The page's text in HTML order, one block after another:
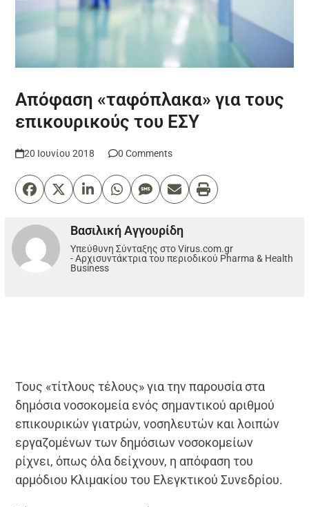
Απόφαση «ταφόπλακα» για τους
επικουρικούς του ΕΣΥ
20 Ιουνίου 2018 0 Comments
Βασιλική Αγγουρίδη
Υπεύθυνη Σύνταξης στο Virus.com.gr
- Αρχισυντάκτρια του περιοδικού Pharma & Health
Business
Τους «τίτλους τέλους» για την παρουσία στα
δημόσια νοσοκομεία ενός σημαντικού αριθμού
επικουρικών γιατρών, νοσηλευτών και λοιπών
εργαζομένων των δημόσιων νοσοκομείων
ρίχνει, όπως όλα δείχνουν, η απόφαση του
αρμόδιου Κλιμακίου του Ελεγκτικού Συνεδρίου.